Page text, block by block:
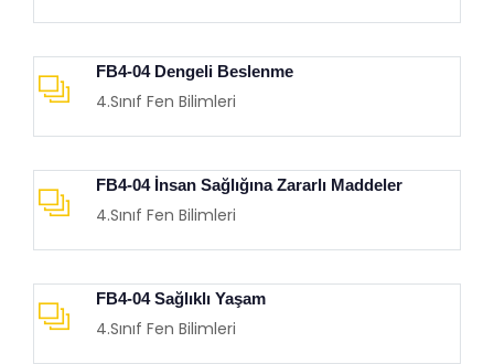
FB4-04 Dengeli Beslenme
4.Sınıf Fen Bilimleri
FB4-04 İnsan Sağlığına Zararlı Maddeler
4.Sınıf Fen Bilimleri
FB4-04 Sağlıklı Yaşam
4.Sınıf Fen Bilimleri